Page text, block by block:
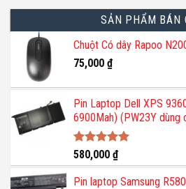
SẢN PHẨM BÁN
Chuột Có dây Rapoo
75,000 ₫
Pin Laptop Dell XPS
6900Mah) (PW23Y dùng
Được xếp
hạng5.00
5 sao
580,000 ₫
Pin laptop Samsung